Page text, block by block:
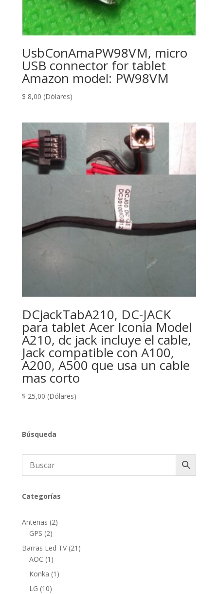
UsbConAmaPW98VM, micro
USB connector for tablet
Amazon model: PW98VM
$ 8,00 (Dólares)
DCjackTabA210, DC-JACK
para tablet Acer Iconia Model
A210, dc jack incluye el cable,
Jack compatible con A100,
A200, A500 que usa un cable
mas corto
$ 25,00 (Dólares)
Búsqueda
Categorías
Antenas 22
GPS 22
productos
Barras Led TV 21 21
AOC 1 1
producto
Konka 1 1
LG 1010